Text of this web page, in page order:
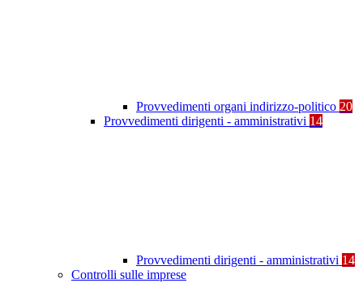
Provvedimenti organi indirizzo-politico 20
Provvedimenti dirigenti - amministrativi 14
Provvedimenti dirigenti - amministrativi 14
Controlli sulle imprese